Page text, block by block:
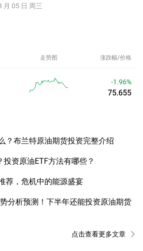
月 05 日 周三
走势图 涨跌幅/价格
-1.96%
75.655
？布兰特原油期货投资完整介绍
投资原油ETF方法有哪些？
荐，危机中的能源盛宴
分析预测！下半年还能投资原油期货
点击查看更多文章